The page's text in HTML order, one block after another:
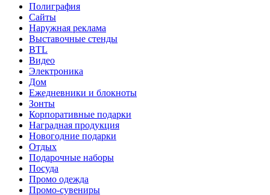
Полиграфия
Сайты
Наружная реклама
Выставочные стенды
BTL
Видео
Электроника
Дом
Ежедневники и блокноты
Зонты
Корпоративные подарки
Наградная продукция
Новогодние подарки
Отдых
Подарочные наборы
Посуда
Промо одежда
Промо-сувениры